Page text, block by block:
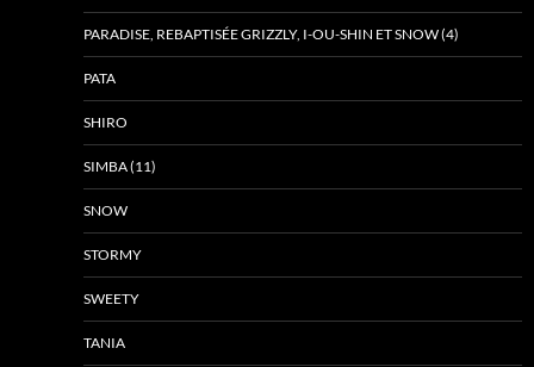
PARADISE, REBAPTISÉE GRIZZLY, I-OU-SHIN ET SNOW (4)
PATA
SHIRO
SIMBA (11)
SNOW
STORMY
SWEETY
TANIA